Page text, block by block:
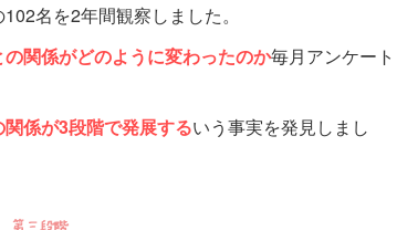
名を2年間観察しました。
関係がどのように変わったのか毎月アンケート
関係が3段階で発展するいう事実を発見しまし